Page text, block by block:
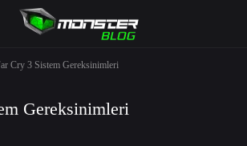
Cry 3 Sistem Gereksinimleri
Gereksinimleri